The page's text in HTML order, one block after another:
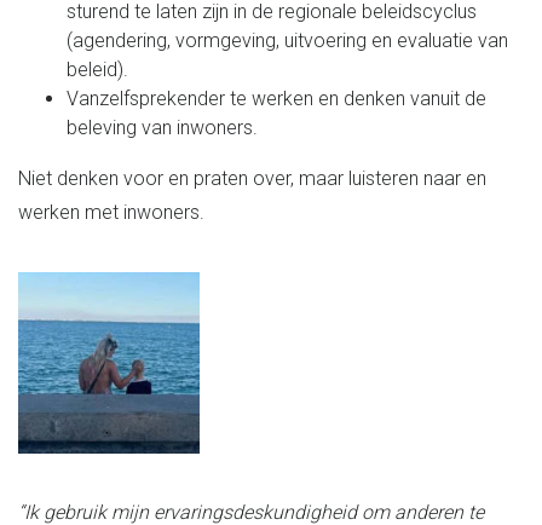
sturend te laten zijn in de regionale beleidscyclus
(agendering, vormgeving, uitvoering en evaluatie van
beleid).
Vanzelfsprekender te werken en denken vanuit de
beleving van inwoners.
Niet denken voor en praten over, maar luisteren naar en
werken met inwoners.
“Ik gebruik mijn ervaringsdeskundigheid om anderen te